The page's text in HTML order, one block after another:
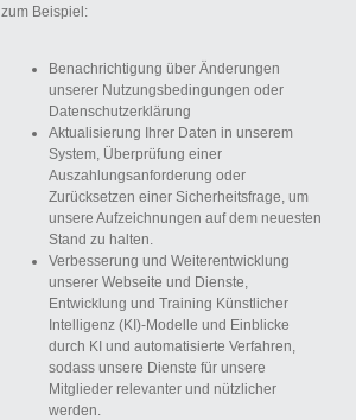
zum Beispiel:
Benachrichtigung über Änderungen
unserer Nutzungsbedingungen oder
Datenschutzerklärung
Aktualisierung Ihrer Daten in unserem
System, Überprüfung einer
Auszahlungsanforderung oder
Zurücksetzen einer Sicherheitsfrage, um
unsere Aufzeichnungen auf dem neuesten
Stand zu halten.
Verbesserung und Weiterentwicklung
unserer Webseite und Dienste,
Entwicklung und Training Künstlicher
Intelligenz (KI)-Modelle und Einblicke
durch KI und automatisierte Verfahren,
sodass unsere Dienste für unsere
Mitglieder relevanter und nützlicher
werden.